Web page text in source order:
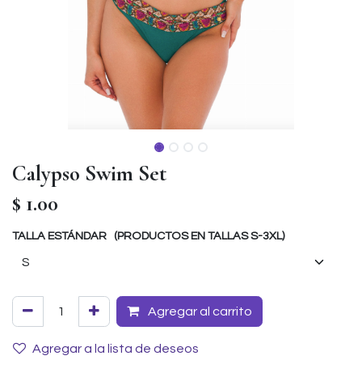
Calypso Swim Set
$ 1.00
TALLA ESTÁNDAR (PRODUCTOS EN TALLAS S-3XL)
Agregar al carrito
Agregar a la lista de deseos